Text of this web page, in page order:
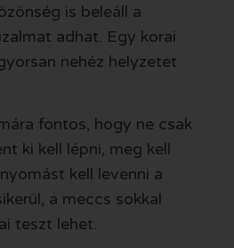
is beleáll a
adhat. Egy korai
nehéz helyzetet
fontos, hogy ne csak
ki kell lépni, meg kell
kell levenni a
a meccs sokkal
teszt lehet.